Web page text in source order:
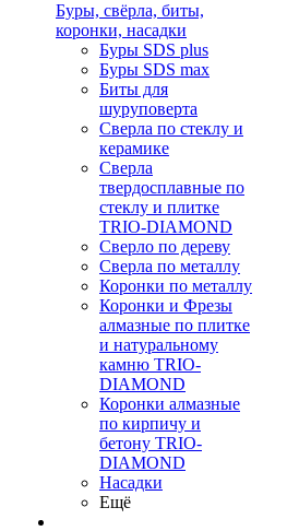
Буры, свёрла, биты,
коронки, насадки
Буры SDS plus
Буры SDS max
Биты для
шуруповерта
Сверла по стеклу и
керамике
Сверла
твердосплавные по
стеклу и плитке
TRIO-DIAMOND
Сверло по дереву
Сверла по металлу
Коронки по металлу
Коронки и Фрезы
алмазные по плитке
и натуральному
камню TRIO-
DIAMOND
Коронки алмазные
по кирпичу и
бетону TRIO-
DIAMOND
Насадки
Ещё